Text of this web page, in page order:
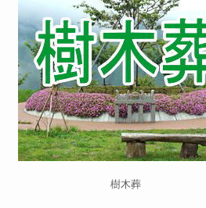
樹木葬